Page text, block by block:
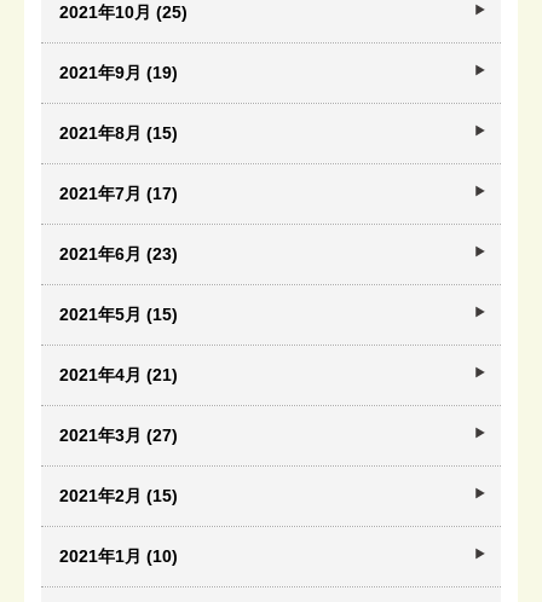
2021年10月 (25)
2021年9月 (19)
2021年8月 (15)
2021年7月 (17)
2021年6月 (23)
2021年5月 (15)
2021年4月 (21)
2021年3月 (27)
2021年2月 (15)
2021年1月 (10)